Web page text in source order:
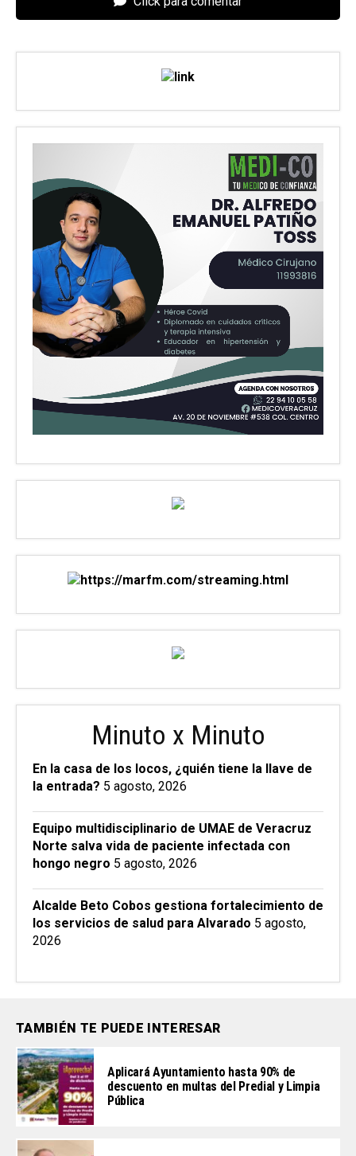
Minuto x Minuto
En la casa de los locos, ¿quién tiene la llave de
la entrada? 5 agosto, 2026
Equipo multidisciplinario de UMAE de Veracruz
Norte salva vida de paciente infectada con
hongo negro 5 agosto, 2026
Alcalde Beto Cobos gestiona fortalecimiento de
los servicios de salud para Alvarado 5 agosto,
2026
TAMBIÉN TE PUEDE INTERESAR
Aplicará Ayuntamiento hasta 90% de
descuento en multas del Predial y Limpia
Pública